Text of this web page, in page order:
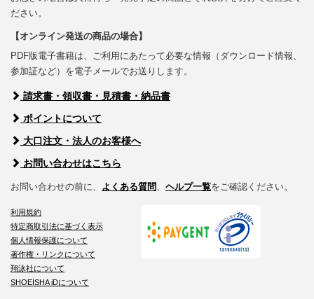
ださい。
【オンライン発送の商品の場合】
PDF版電子書籍は、ご利用にあたって必要な情報（ダウンロード情報、
参加証など）を電子メールでお送りします。
請求書・領収書・見積書・納品書
ポイントについて
大口注文・法人のお客様へ
お問い合わせはこちら
お問い合わせの前に、 よくある質問 ヘルプ一覧をご確認ください。
利用規約
特定商取引法に基づく表示
個人情報保護について
著作権・リンクについて
翔泳社について
SHOEISHA iDについて